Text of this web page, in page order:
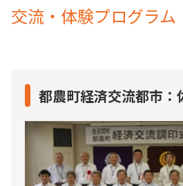
交流・体験プログラム
都農町経済交流都市：